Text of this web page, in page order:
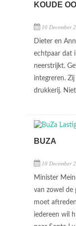
KOUDE
10 December
Dieter en
echtpaar dat
neerstrijkt.
integreren.
drukkerij.
BUZA
10 December
Minister
van zowel de
moet
iedereen wil